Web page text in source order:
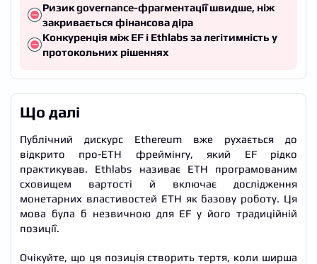
Ризик governance-фрагментації швидше, ніж
закривається фінансова діра
Конкуренція між EF і Ethlabs за легітимність у
протокольних рішеннях
Що далі
Публічний дискурс Ethereum вже рухається до
відкрито про-ETH фреймінгу, який EF рідко
практикував. Ethlabs називає ETH програмованим
сховищем вартості й включає дослідження
монетарних властивостей ETH як базову роботу. Ця
мова була б незвичною для EF у його традиційній
позиції.
Очікуйте, що ця позиція створить тертя, коли ширша